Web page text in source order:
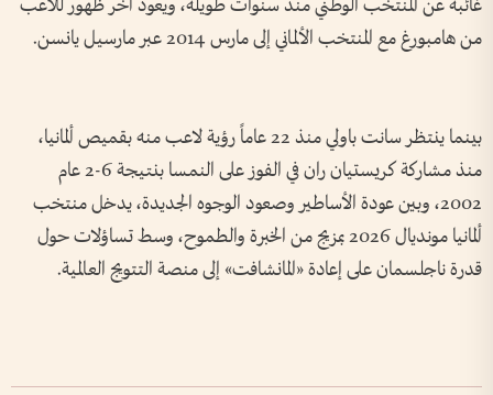
من هامبورغ مع المنتخب الألماني إلى مارس 2014 عبر مارسيل يانسن.
بينما ينتظر سانت باولي منذ 22 عاماً رؤية لاعب منه بقميص ألمانيا،
منذ مشاركة كريستيان ران في الفوز على النمسا بنتيجة 6-2 عام
2002، وبين عودة الأساطير وصعود الوجوه الجديدة، يدخل منتخب
ألمانيا مونديال 2026 بمزيج من الخبرة والطموح، وسط تساؤلات حول
قدرة ناجلسمان على إعادة «المانشافت» إلى منصة التتويج العالمية.